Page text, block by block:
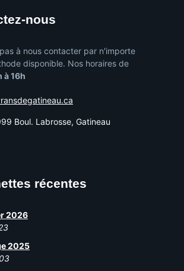
nous
à nous contacter par n'importe
disponible. Nos horaires de
à 16h
Boul. Labrosse, Gatineau
récentes
2026
2025